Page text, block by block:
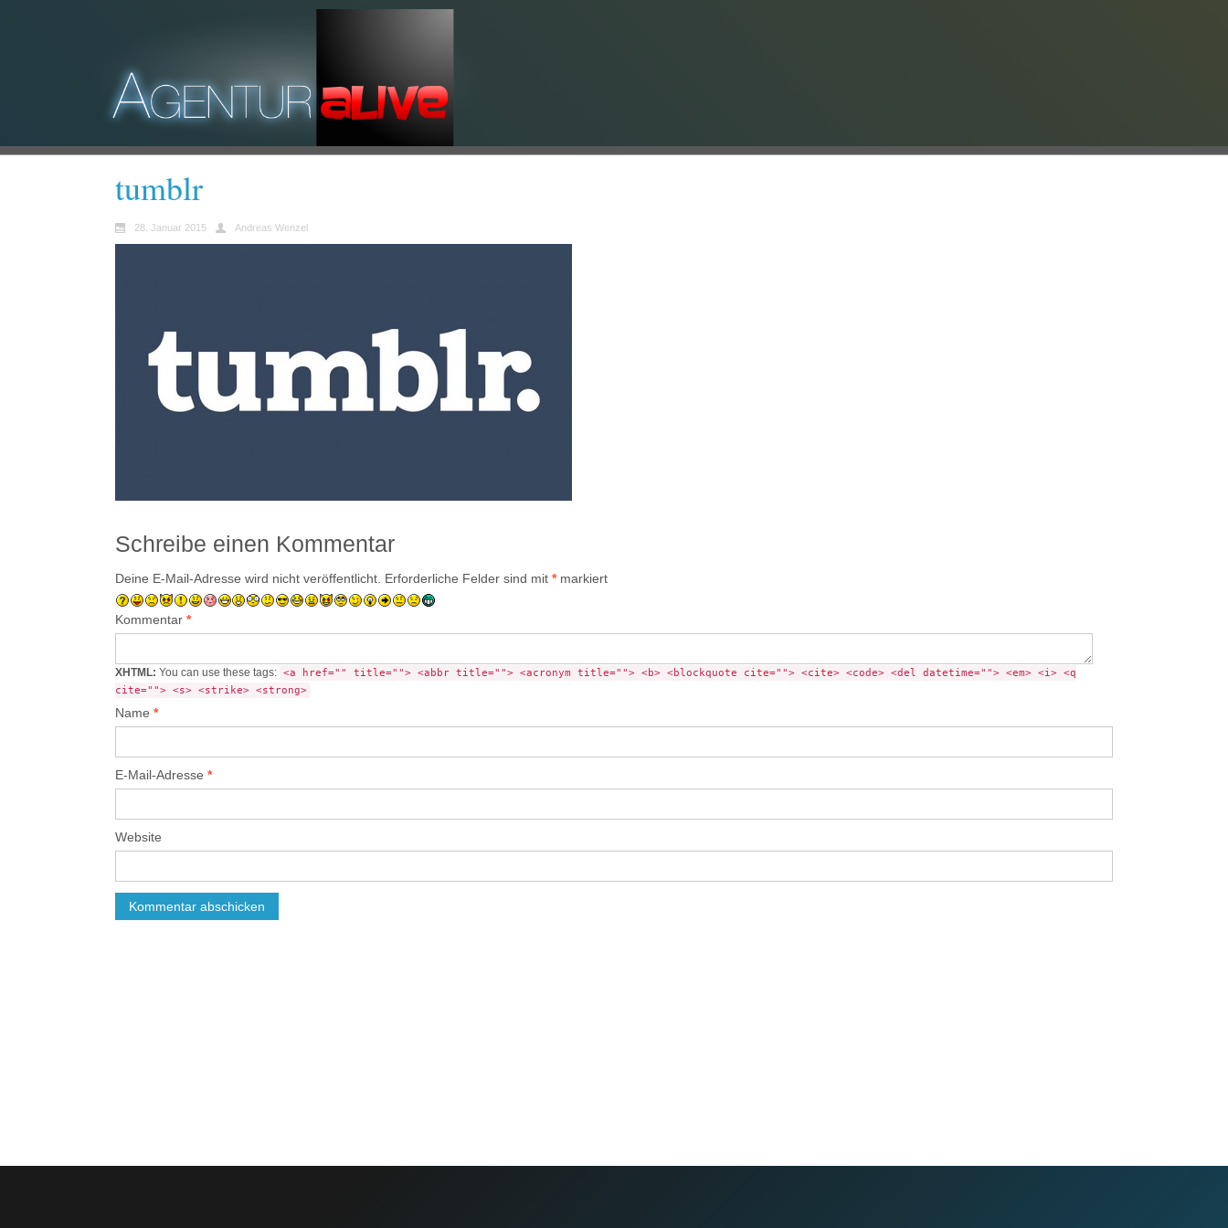
tumblr
28. Januar 2015 Andreas Wenzel
Schreibe einen Kommentar
Deine E-Mail-Adresse wird nicht veröffentlicht. Erforderliche Felder sind mit *markiert
Kommentar *
XHTML: You can use these tags: <a href="" title=""> <abbr title=""> <acronym title=""> <b> <blockquote cite=""> <cite> <code> <del datetime=""> <em> <i> <q
cite=""> <s> <strike> <strong>
Name *
E-Mail-Adresse *
Website